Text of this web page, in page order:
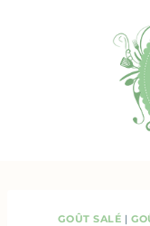
GOÛT SALÉ |